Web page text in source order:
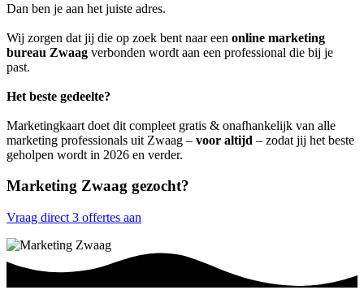
Dan ben je aan het juiste adres.
Wij zorgen dat jij die op zoek bent naar een online marketing
bureau Zwaag verbonden wordt aan een professional die bij je
past.
Het beste gedeelte?
Marketingkaart doet dit compleet gratis & onafhankelijk van alle
marketing professionals uit Zwaag – voor altijd – zodat jij het beste
geholpen wordt in 2026 en verder.
Marketing Zwaag gezocht?
Vraag direct 3 offertes aan